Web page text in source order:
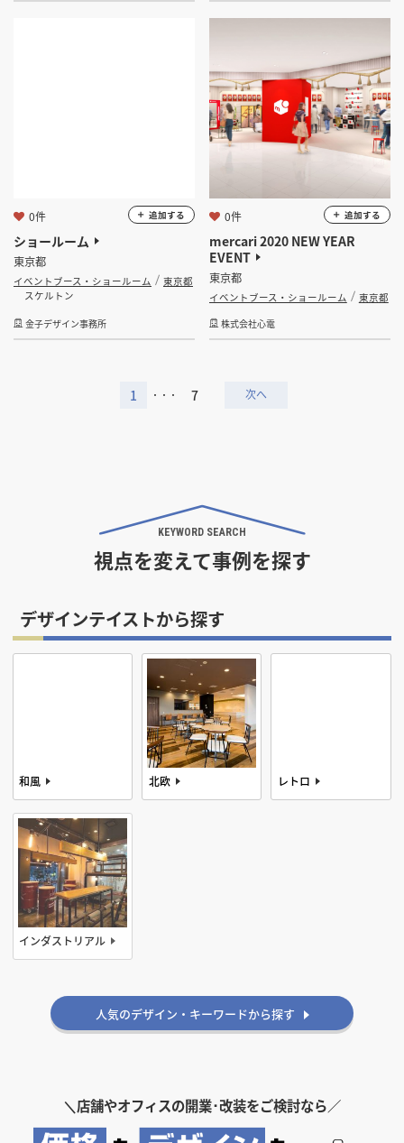
ショールーム
東京都
イベントブース・ショールーム
東京都
スケルトン
金子デザイン事務所
0件 追加する
mercari 2020 NEW YEAR
EVENT
東京都
イベントブース・ショールーム
東京都
株式会社心電
0件 追加する
1 ・・・ 7
KEYWORD SEARCH
視点を変えて事例を探す
デザインテイストから探す
和風 北欧 レトロ
インダストリアル
雰囲気・印象から探す